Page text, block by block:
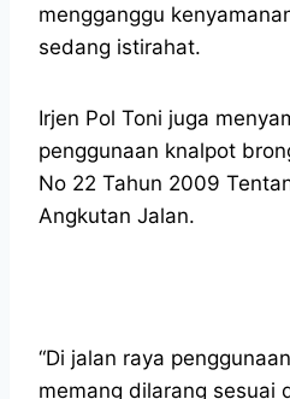
mengganggu
sedang istirahat.
Irjen Pol Toni juga
penggunaan knalpot
No 22 Tahun 2009
Angkutan Jalan.
“Di jalan raya
memang dilarang sesuai